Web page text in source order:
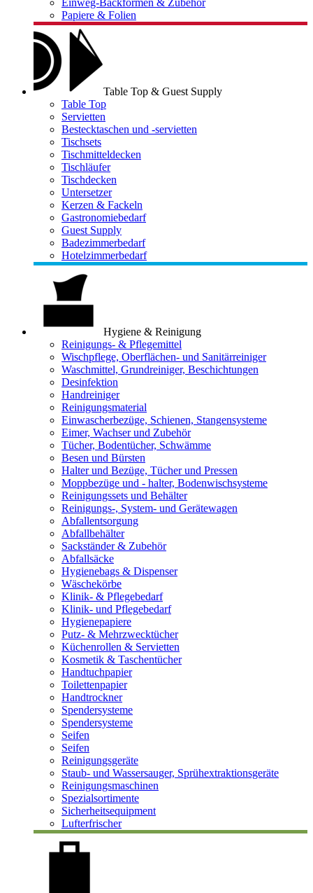
Einweg-Backformen & Zubehör
Papiere & Folien
Table Top & Guest Supply
Table Top
Servietten
Bestecktaschen und -servietten
Tischsets
Tischmitteldecken
Tischläufer
Tischdecken
Untersetzer
Kerzen & Fackeln
Gastronomiebedarf
Guest Supply
Badezimmerbedarf
Hotelzimmerbedarf
Hygiene & Reinigung
Reinigungs- & Pflegemittel
Wischpflege, Oberflächen- und Sanitärreiniger
Waschmittel, Grundreiniger, Beschichtungen
Desinfektion
Handreiniger
Reinigungsmaterial
Einwascherbezüge, Schienen, Stangensysteme
Eimer, Wachser und Zubehör
Tücher, Bodentücher, Schwämme
Besen und Bürsten
Halter und Bezüge, Tücher und Pressen
Moppbezüge und - halter, Bodenwischsysteme
Reinigungssets und Behälter
Reinigungs-, System- und Gerätewagen
Abfallentsorgung
Abfallbehälter
Sackständer & Zubehör
Abfallsäcke
Hygienebags & Dispenser
Wäschekörbe
Klinik- & Pflegebedarf
Klinik- und Pflegebedarf
Hygienepapiere
Putz- & Mehrzwecktücher
Küchenrollen & Servietten
Kosmetik & Taschentücher
Handtuchpapier
Toilettenpapier
Handtrockner
Spendersysteme
Spendersysteme
Seifen
Seifen
Reinigungsgeräte
Staub- und Wassersauger, Sprühextraktionsgeräte
Reinigungsmaschinen
Spezialsortimente
Sicherheitsequipment
Lufterfrischer